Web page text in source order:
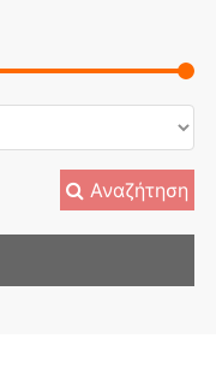
Αναζήτηση